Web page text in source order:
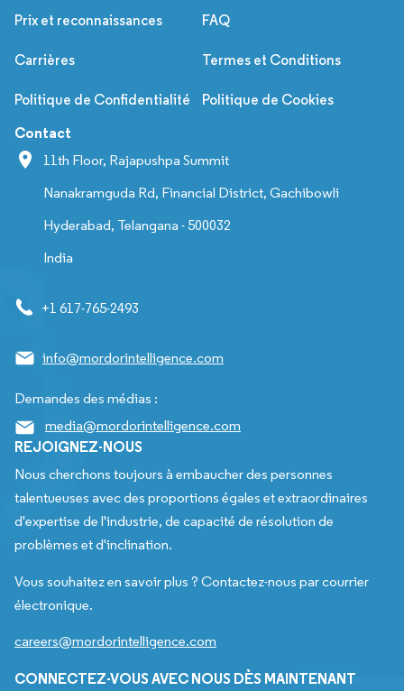
Prix et reconnaissances FAQ
Carrières Termes et Conditions
Politique de Confidentialité Politique de Cookies
Contact
11th Floor, Rajapushpa Summit
Nanakramguda Rd, Financial District, Gachibowli
Hyderabad, Telangana - 500032
India
+1 617-765-2493
info@mordorintelligence.com
Demandes des médias :
media@mordorintelligence.com
REJOIGNEZ-NOUS
Nous cherchons toujours à embaucher des personnes
talentueuses avec des proportions égales et extraordinaires
d'expertise de l'industrie, de capacité de résolution de
problèmes et d'inclination.
Vous souhaitez en savoir plus ? Contactez-nous par courrier
électronique.
careers@mordorintelligence.com
CONNECTEZ-VOUS AVEC NOUS DÈS MAINTENANT